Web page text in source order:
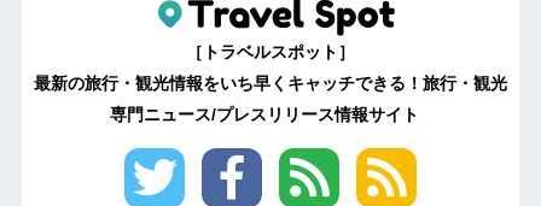
［トラベルスポット］
最新の旅行・観光情報をいち早くキャッチできる！旅行・観光
専門ニュース/プレスリリース情報サイト